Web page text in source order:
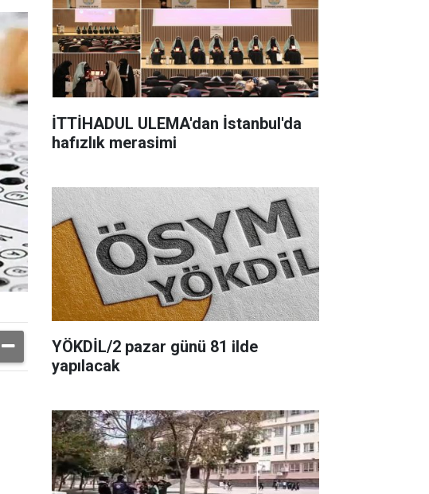
İTTİHADUL ULEMA'dan İstanbul'da
hafızlık merasimi
YÖKDİL/2 pazar günü 81 ilde
yapılacak